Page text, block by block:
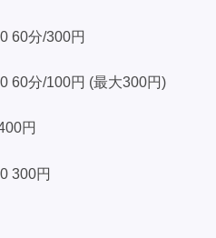
分/300円
/100円 (最大300円)
円
円